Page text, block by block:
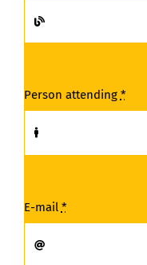
Person attending *
E-mail *